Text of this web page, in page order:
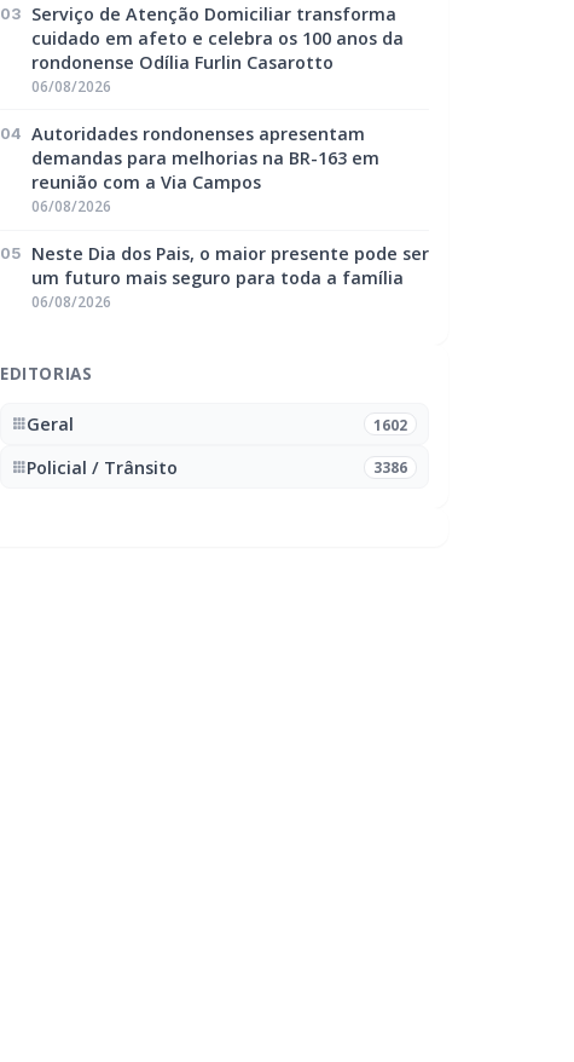
03
Serviço de Atenção Domiciliar transforma
cuidado em afeto e celebra os 100 anos da
rondonense Odília Furlin Casarotto
06/08/2026
04 Autoridades rondonenses apresentam
demandas para melhorias na BR-163 em
reunião com a Via Campos
06/08/2026
05
Neste Dia dos Pais, o maior presente pode ser
um futuro mais seguro para toda a família
06/08/2026
EDITORIAS
Geral 1602
Policial / Trânsito 3386